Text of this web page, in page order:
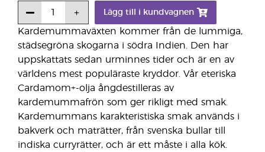
Kardemummaväxten kommer från de lummiga,
städsegröna skogarna i södra Indien. Den har
uppskattats sedan urminnes tider och är en av
världens mest populäraste kryddor. Vår eteriska
Cardamom+-olja ångdestilleras av
kardemummafrön som ger rikligt med smak.
Kardemummans karakteristiska smak används i
bakverk och maträtter, från svenska bullar till
indiska curryrätter, och är ett måste i alla kök.
Lägg till i kundvagnen